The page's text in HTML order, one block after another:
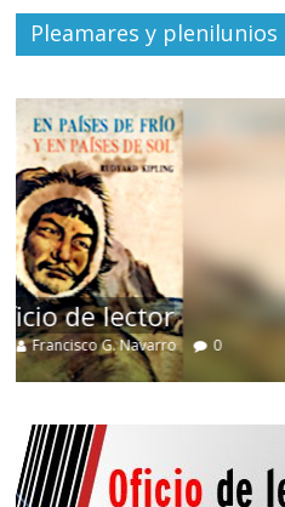
Pleamares y plenilunios
Un vergel en las
nostalgia
12 octubre, 2024 Francisco